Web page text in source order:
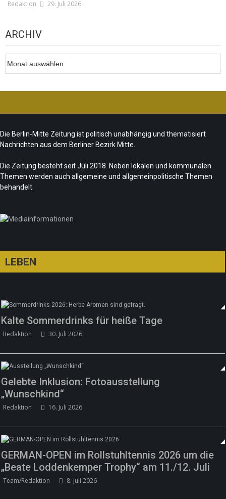
Redaktion 29. Juli 2026
ARCHIV
Die Berlin-Mitte Zeitung ist politisch unabhängig und thematisiert
Nachrichten aus dem Berliner Bezirk Mitte.
Die Zeitung besteht seit Juli 2018. Neben lokalen und kommunalen
Themen werden auch allgemeine und allgemeinpolitische Themen
behandelt.
LEBEN
Kalte Sommerdrinks für heiße Tage
Redaktion 30. Juli 2026
Gelebte Inklusion: Fotoausstellung
„Wunschkind“
Redaktion 16. Juli 2026
GERMAN-OPEN im Rollstuhltennis 2026 um die
„Beate Loddenkemper Trophy“ am 11./12. Juli
Team/Redaktion 8. Juli 2026